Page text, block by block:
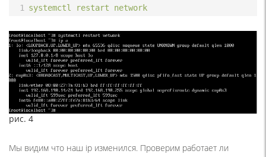
1 systemctl restart network
рис. 4
Мы видим что наш ip изменился. Проверим работает ли